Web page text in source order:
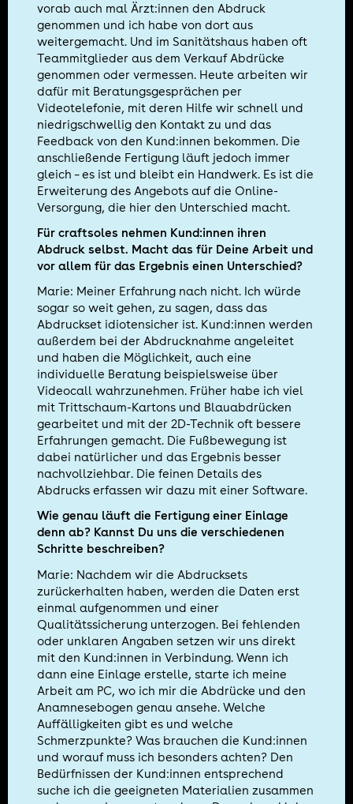
vorab auch mal Ärzt:innen den Abdruck
genommen und ich habe von dort aus
weitergemacht. Und im Sanitätshaus haben oft
Teammitglieder aus dem Verkauf Abdrücke
genommen oder vermessen. Heute arbeiten wir
dafür mit Beratungsgesprächen per
Videotelefonie, mit deren Hilfe wir schnell und
niedrigschwellig den Kontakt zu und das
Feedback von den Kund:innen bekommen. Die
anschließende Fertigung läuft jedoch immer
gleich – es ist und bleibt ein Handwerk. Es ist die
Erweiterung des Angebots auf die Online-
Versorgung, die hier den Unterschied macht.
Für craftsoles nehmen Kund:innen ihren
Abdruck selbst. Macht das für Deine Arbeit und
vor allem für das Ergebnis einen Unterschied?
Marie: Meiner Erfahrung nach nicht. Ich würde
sogar so weit gehen, zu sagen, dass das
Abdruckset idiotensicher ist. Kund:innen werden
außerdem bei der Abdrucknahme angeleitet
und haben die Möglichkeit, auch eine
individuelle Beratung beispielsweise über
Videocall wahrzunehmen. Früher habe ich viel
mit Trittschaum-Kartons und Blauabdrücken
gearbeitet und mit der 2D-Technik oft bessere
Erfahrungen gemacht. Die Fußbewegung ist
dabei natürlicher und das Ergebnis besser
nachvollziehbar. Die feinen Details des
Abdrucks erfassen wir dazu mit einer Software.
Wie genau läuft die Fertigung einer Einlage
denn ab? Kannst Du uns die verschiedenen
Schritte beschreiben?
Marie: Nachdem wir die Abdrucksets
zurückerhalten haben, werden die Daten erst
einmal aufgenommen und einer
Qualitätssicherung unterzogen. Bei fehlenden
oder unklaren Angaben setzen wir uns direkt
mit den Kund:innen in Verbindung. Wenn ich
dann eine Einlage erstelle, starte ich meine
Arbeit am PC, wo ich mir die Abdrücke und den
Anamnesebogen genau ansehe. Welche
Auffälligkeiten gibt es und welche
Schmerzpunkte? Was brauchen die Kund:innen
und worauf muss ich besonders achten? Den
Bedürfnissen der Kund:innen entsprechend
suche ich die geeigneten Materialien zusammen